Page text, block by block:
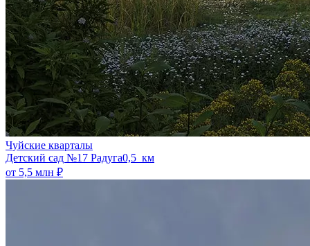
Чуйские кварталы
​Детский сад №17 Радуга0,5 км
от 5,5 млн ₽